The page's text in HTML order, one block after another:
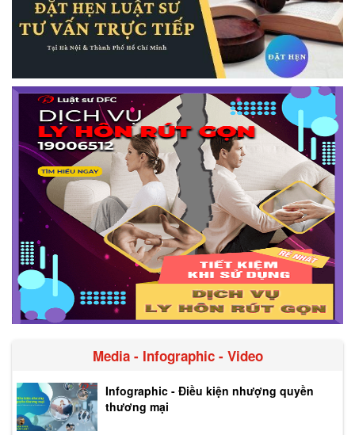
Media - Infographic - Video
Infographic - Điều kiện nhượng quyền
thương mại